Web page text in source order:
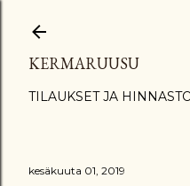
KERMARUUSU
TILAUKSET JA
kesäkuuta 01, 2019